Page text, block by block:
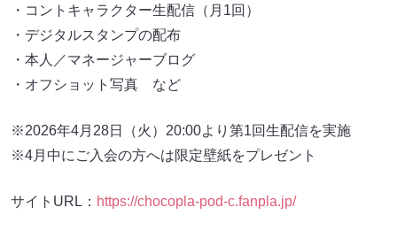
・コントキャラクター生配信（月1回）
・デジタルスタンプの配布
・本人／マネージャーブログ
・オフショット写真 など
※2026年4月28日（火）20:00より第1回生配信を実施
※4月中にご入会の方へは限定壁紙をプレゼント
サイトURL： https://chocopla-pod-c.fanpla.jp/